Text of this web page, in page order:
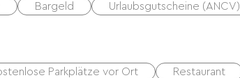
Bargeld Urlaubsgutscheine (ANCV)
Parkplätze vor Ort Restaurant